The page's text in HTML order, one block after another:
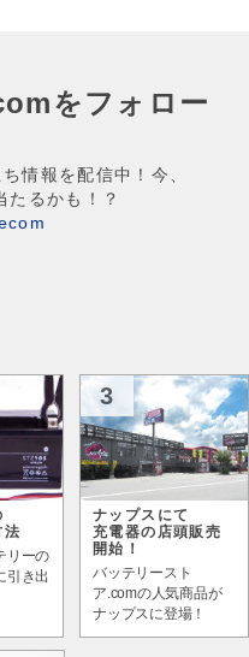
をフォロー
情報を配信中！今、
るかも！？
法
リーの
引き出
3
ナップスにて
充電器の店頭販売
開始！
バッテリースト
ア.comの人気商品が
ナップスに登場！